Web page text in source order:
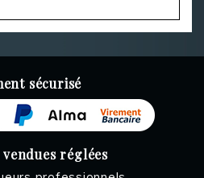
sécurisé
réglées